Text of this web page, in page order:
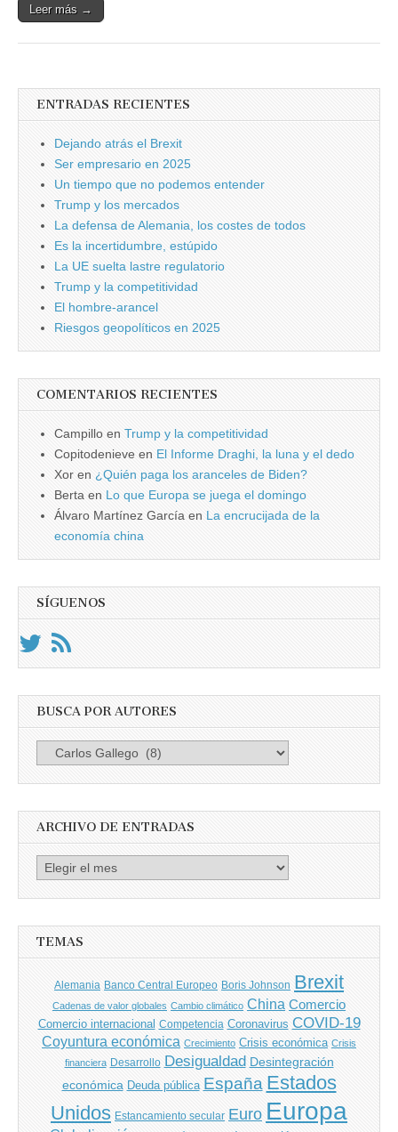
Leer más →
ENTRADAS RECIENTES
Dejando atrás el Brexit
Ser empresario en 2025
Un tiempo que no podemos entender
Trump y los mercados
La defensa de Alemania, los costes de todos
Es la incertidumbre, estúpido
La UE suelta lastre regulatorio
Trump y la competitividad
El hombre-arancel
Riesgos geopolíticos en 2025
COMENTARIOS RECIENTES
Campillo en Trump y la competitividad
Copitodenieve en El Informe Draghi, la luna y el dedo
Xor en ¿Quién paga los aranceles de Biden?
Berta en Lo que Europa se juega el domingo
Álvaro Martínez García en La encrucijada de la
economía china
SÍGUENOS
BUSCA POR AUTORES
ARCHIVO DE ENTRADAS
Archivo
TEMAS
Alemania Banco Central Europeo Boris Johnson Brexit
Cadenas de valor globales Cambio climático China Comercio
Comercio internacional Competencia Coronavirus COVID-19
Coyuntura económica Crecimiento Crisis económica Crisis
financiera
Desarrollo Desigualdad Desintegración
económica Deuda pública España Estados
Unidos Estancamiento secular Euro Europa